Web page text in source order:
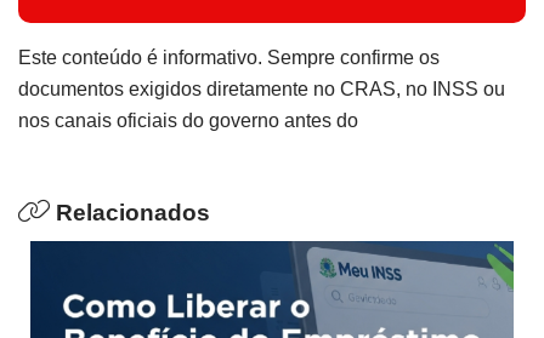
Este conteúdo é informativo. Sempre confirme os
documentos exigidos diretamente no CRAS, no INSS ou
nos canais oficiais do governo antes do
Relacionados